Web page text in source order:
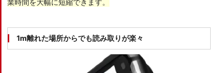
業時間を大幅に短縮できます。
1m離れた場所からでも読み取りが楽々